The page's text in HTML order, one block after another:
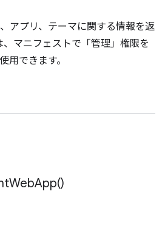
アプリ、テーマに関する情報を返
、マニフェストで「管理」権限を
用できます。
WebApp()